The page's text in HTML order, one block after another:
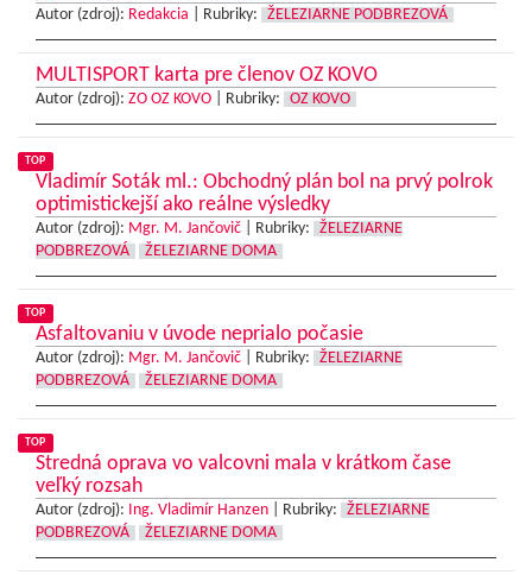
Autor (zdroj): Redakcia Rubriky: ŽELEZIARNE PODBREZOVÁ
MULTISPORT karta pre členov OZ KOVO
Autor (zdroj): ZO OZ KOVO Rubriky: OZ KOVO
TOP
Vladimír Soták ml.: Obchodný plán bol na prvý polrok
optimistickejší ako reálne výsledky
Autor (zdroj): Mgr. M. Jančovič Rubriky:
ŽELEZIARNE
PODBREZOVÁ
ŽELEZIARNE DOMA
TOP
Asfaltovaniu v úvode neprialo počasie
Autor (zdroj): Mgr. M. Jančovič Rubriky:
ŽELEZIARNE
PODBREZOVÁ
ŽELEZIARNE DOMA
TOP
Stredná oprava vo valcovni mala v krátkom čase
veľký rozsah
Autor (zdroj): Ing. Vladimír Hanzen Rubriky:
ŽELEZIARNE
PODBREZOVÁ
ŽELEZIARNE DOMA